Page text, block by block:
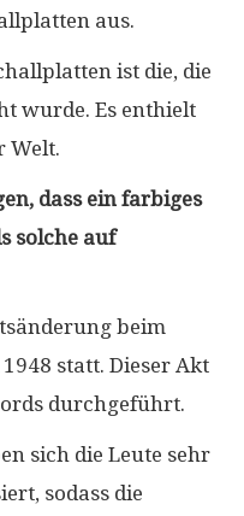
aus.
ist die, die
wurde. Es enthielt
Welt.
dass ein farbiges
solche auf
beim
statt. Dieser Akt
durchgeführt.
sich die Leute sehr
sodass die